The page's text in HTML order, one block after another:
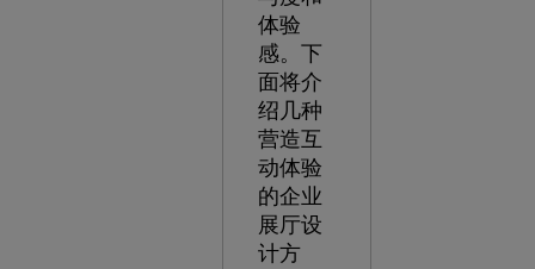
体验
感。下
面将介
绍几种
营造互
动体验
的企业
展厅设
计方